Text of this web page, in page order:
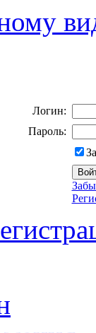
Логин:
Пароль: